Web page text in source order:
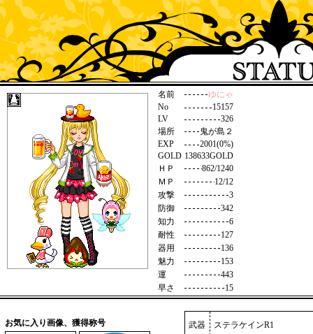
名前
ゆにゃ
No
15157
LV
326
場所
鬼が島２
EXP
2001(0%)
GOLD 138633GOLD
ＨＰ
862/1240
ＭＰ
12/12
攻撃
3
防御
342
知力
6
耐性
127
器用
136
魅力
153
運
443
早さ
15
お気に入り画像、獲得称号 武器 ステラケインR1